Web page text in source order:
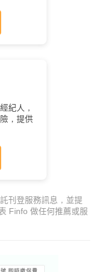
紀人，
，提供
刊登服務訊息，並提
Finfo 做任何推薦或服